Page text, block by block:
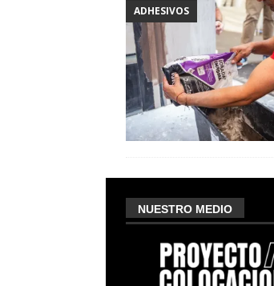
ADHESIVOS
NUESTRO MEDIO